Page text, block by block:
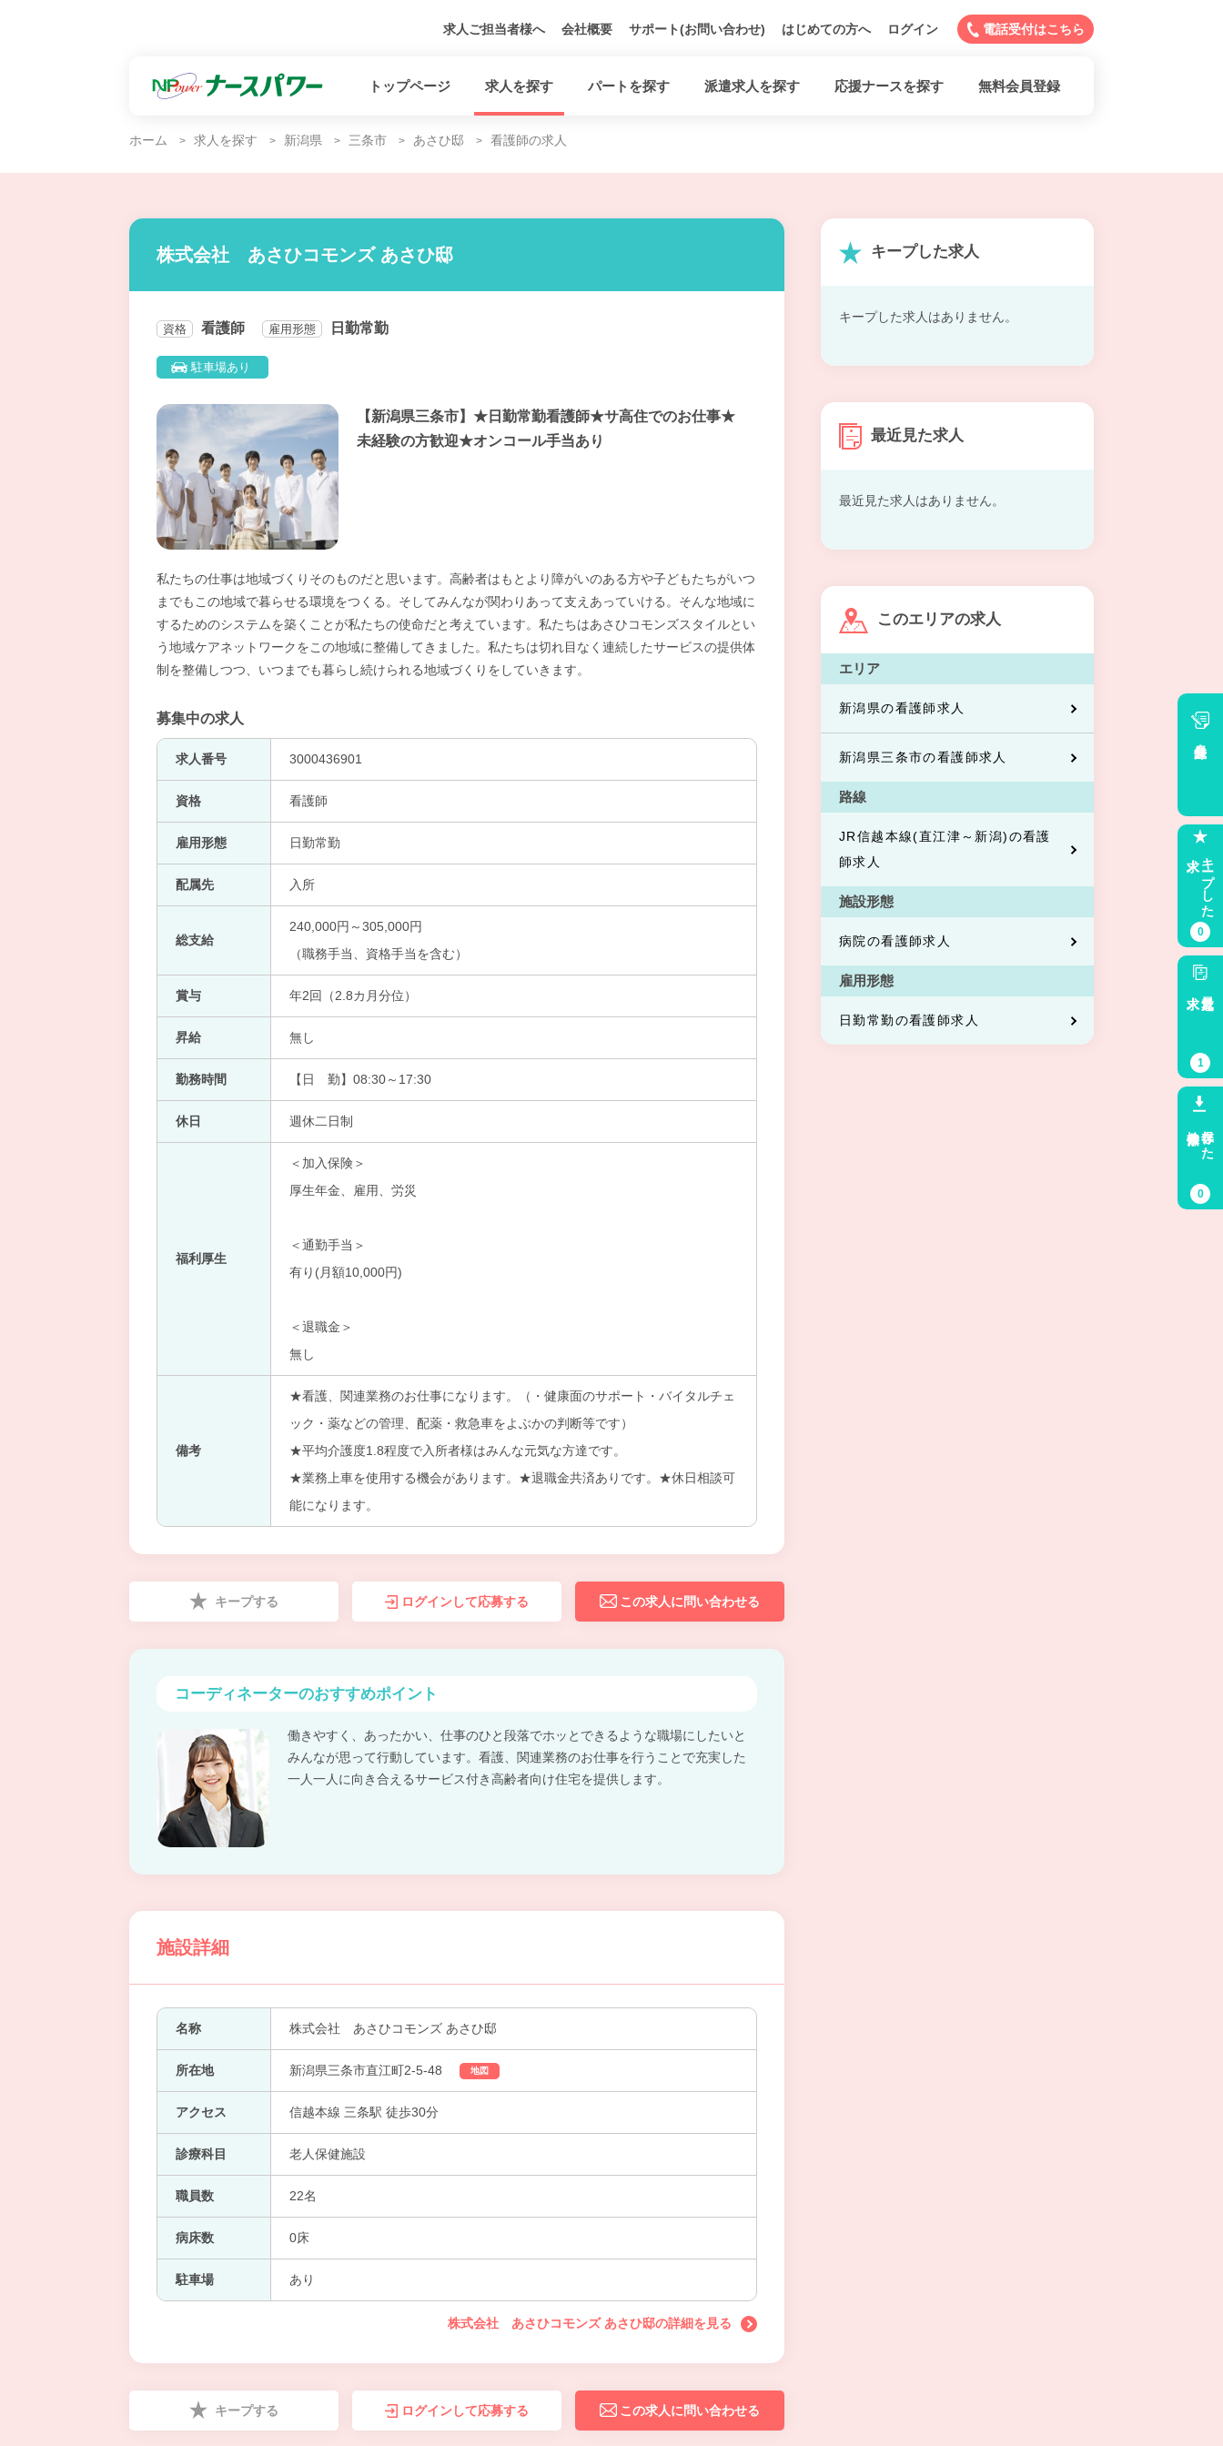
求人ご担当者様へ 会社概要 サポート(お問い合わせ) はじめての方へ ログイン 電話受付はこちら
トップページ 求人を探す パートを探す 派遣求人を探す 応援ナースを探す 無料会員登録
ホーム 求人を探す 新潟県 三条市 あさひ邸 看護師の求人
株式会社 あさひコモンズ あさひ邸
資格 看護師 雇用形態 日勤常勤
駐車場あり
【新潟県三条市】★日勤常勤看護師★サ高住でのお仕事★
未経験の方歓迎★オンコール手当あり
私たちの仕事は地域づくりそのものだと思います。高齢者はもとより障がいのある方や子どもたちがいつ
までもこの地域で暮らせる環境をつくる。そしてみんなが関わりあって支えあっていける。そんな地域に
するためのシステムを築くことが私たちの使命だと考えています。私たちはあさひコモンズスタイルとい
う地域ケアネットワークをこの地域に整備してきました。私たちは切れ目なく連続したサービスの提供体
制を整備しつつ、いつまでも暮らし続けられる地域づくりをしていきます。
募集中の求人
求人番号 3000436901
資格 看護師
雇用形態 日勤常勤
配属先 入所
総支給
240,000円～305,000円
（職務手当、資格手当を含む）
賞与 年2回（2.8カ月分位）
昇給 無し
勤務時間 【日 勤】08:30～17:30
休日 週休二日制
福利厚生
＜加入保険＞
厚生年金、雇用、労災
＜通勤手当＞
有り(月額10,000円)
＜退職金＞
無し
備考
★看護、関連業務のお仕事になります。（・健康面のサポート・バイタルチェ
ック・薬などの管理、配薬・救急車をよぶかの判断等です）
★平均介護度1.8程度で入所者様はみんな元気な方達です。
★業務上車を使用する機会があります。★退職金共済ありです。★休日相談可
能になります。
キープする ログインして応募する この求人に問い合わせる
コーディネーターのおすすめポイント
働きやすく、あったかい、仕事のひと段落でホッとできるような職場にしたいと
みんなが思って行動しています。看護、関連業務のお仕事を行うことで充実した
一人一人に向き合えるサービス付き高齢者向け住宅を提供します。
施設詳細
名称 株式会社 あさひコモンズ あさひ邸
所在地 新潟県三条市直江町2-5-48 地図
アクセス 信越本線 三条駅 徒歩30分
診療科目 老人保健施設
職員数 22名
病床数 0床
駐車場 あり
株式会社 あさひコモンズ あさひ邸の詳細を見る
キープする ログインして応募する この求人に問い合わせる
キープした求人
キープした求人はありません。
最近見た求人
最近見た求人はありません。
このエリアの求人
エリア
新潟県の看護師求人
新潟県三条市の看護師求人
路線
JR信越本線(直江津～新潟)の看護
師求人
施設形態
病院の看護師求人
雇用形態
日勤常勤の看護師求人
キープした
0
最近見た
1
保存した
0